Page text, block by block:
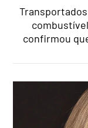
confirmou